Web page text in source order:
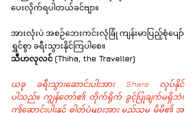
ပေးလိုက်ရပါတယ်ခင်ဗျာ။
အားလုံးပဲ အစဉ်ဘေးကင်းလုံခြုံ ကျန်းမာပြည့်စုံပျော်
ရွှင်စွာ ခရီးသွားနိုင်ကြပါစေ။
သီဟလုလင် (Thiha, the Traveller)
ယခု ခရီးသွားဆောင်းပါးအား Share လုပ်နိုင်
ပါသည်။ ကျွန်တော်၏ တိုက်ရိုက် ခွင့်ပြုချက်မရှိဘဲ၊
ဤဆောင်းပါးနှင့် ဓါတ်ပုံများအား မည်သူမှ မိမိ၏ အ